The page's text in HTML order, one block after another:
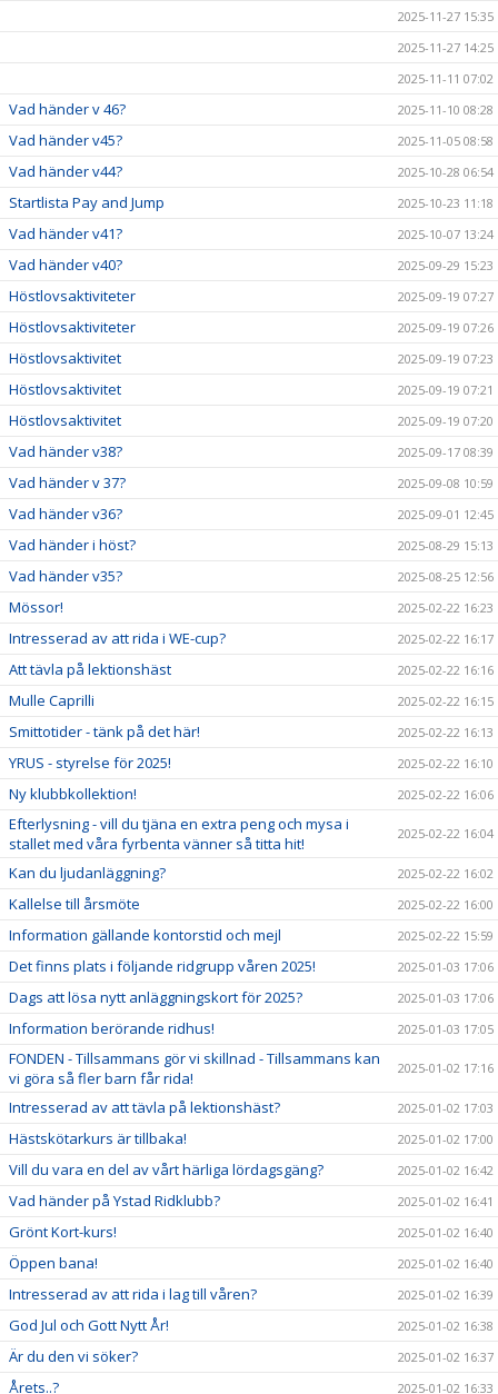
2025-11-27 15:35
2025-11-27 14:25
2025-11-11 07:02
Vad händer v 46? 2025-11-10 08:28
Vad händer v45? 2025-11-05 08:58
Vad händer v44? 2025-10-28 06:54
Startlista Pay and Jump 2025-10-23 11:18
Vad händer v41? 2025-10-07 13:24
Vad händer v40? 2025-09-29 15:23
Höstlovsaktiviteter 2025-09-19 07:27
Höstlovsaktiviteter 2025-09-19 07:26
Höstlovsaktivitet 2025-09-19 07:23
Höstlovsaktivitet 2025-09-19 07:21
Höstlovsaktivitet 2025-09-19 07:20
Vad händer v38? 2025-09-17 08:39
Vad händer v 37? 2025-09-08 10:59
Vad händer v36? 2025-09-01 12:45
Vad händer i höst? 2025-08-29 15:13
Vad händer v35? 2025-08-25 12:56
Mössor! 2025-02-22 16:23
Intresserad av att rida i WE-cup? 2025-02-22 16:17
Att tävla på lektionshäst 2025-02-22 16:16
Mulle Caprilli 2025-02-22 16:15
Smittotider - tänk på det här! 2025-02-22 16:13
YRUS - styrelse för 2025! 2025-02-22 16:10
Ny klubbkollektion! 2025-02-22 16:06
Efterlysning - vill du tjäna en extra peng och mysa i
stallet med våra fyrbenta vänner så titta hit!
2025-02-22 16:04
Kan du ljudanläggning? 2025-02-22 16:02
Kallelse till årsmöte 2025-02-22 16:00
Information gällande kontorstid och mejl 2025-02-22 15:59
Det finns plats i följande ridgrupp våren 2025! 2025-01-03 17:06
Dags att lösa nytt anläggningskort för 2025? 2025-01-03 17:06
Information berörande ridhus! 2025-01-03 17:05
FONDEN - Tillsammans gör vi skillnad - Tillsammans kan
vi göra så fler barn får rida!
2025-01-02 17:16
Intresserad av att tävla på lektionshäst? 2025-01-02 17:03
Hästskötarkurs är tillbaka! 2025-01-02 17:00
Vill du vara en del av vårt härliga lördagsgäng? 2025-01-02 16:42
Vad händer på Ystad Ridklubb? 2025-01-02 16:41
Grönt Kort-kurs! 2025-01-02 16:40
Öppen bana! 2025-01-02 16:40
Intresserad av att rida i lag till våren? 2025-01-02 16:39
God Jul och Gott Nytt År! 2025-01-02 16:38
Är du den vi söker? 2025-01-02 16:37
Årets..? 2025-01-02 16:33